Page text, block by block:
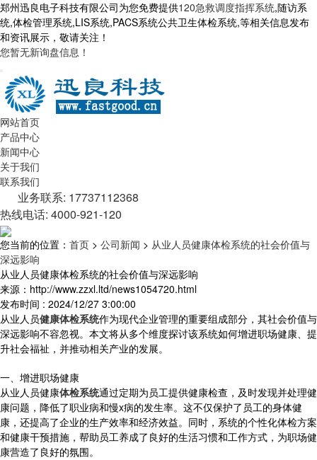
郑州迅良电子科技有限公司为您免费提供120急救调度指挥系统,随访系
统,体检管理系统,LIS系统,PACS系统公共卫生体检系统,等相关信息发布
和资讯展示，敬请关注！
您暂无新询盘信息！
网站首页
产品中心
新闻中心
关于我们
联系我们
业务联系: 17737112368
热线电话: 4000-921-120
您当前的位置： 首页 > 公司新闻 > 从业人员健康体检系统的社会价值与
深远影响
从业人员健康体检系统的社会价值与深远影响
来源：http://www.zzxl.ltd/news1054720.html
发布时间 : 2024/12/27 3:00:00
从业人员健康体检系统作为现代企业管理的重要组成部分，其社会价值与
深远影响不容忽视。本文将从多个维度探讨该系统如何增进职场健康、提
升社会福祉，并推动相关产业的发展。
一、增进职场健康
从业人员健康体检系统通过定期为员工提供健康检查，及时发现并处理健
康问题，降低了职业病和慢x病的发生率。这不仅保护了员工的身体健
康，还提高了企业的生产效率和经济效益。同时，系统的个性化体检方案
和健康干预措施，帮助员工养成了良好的生活习惯和工作方式，为职场健
康营造了良好的氛围。